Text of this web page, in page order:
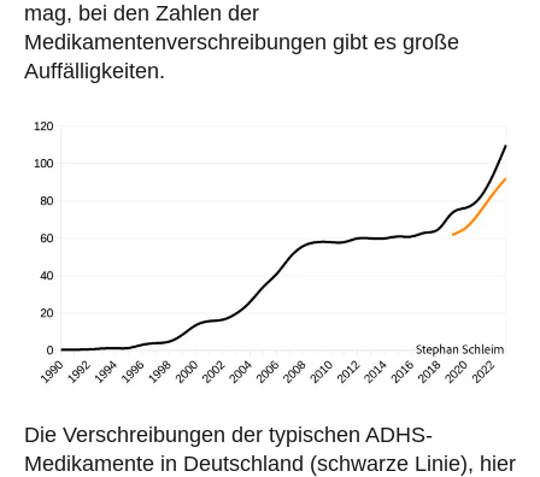
mag, bei den Zahlen der
Medikamentenverschreibungen gibt es große
Auffälligkeiten.
Die Verschreibungen der typischen ADHS-
Medikamente in Deutschland (schwarze Linie), hier